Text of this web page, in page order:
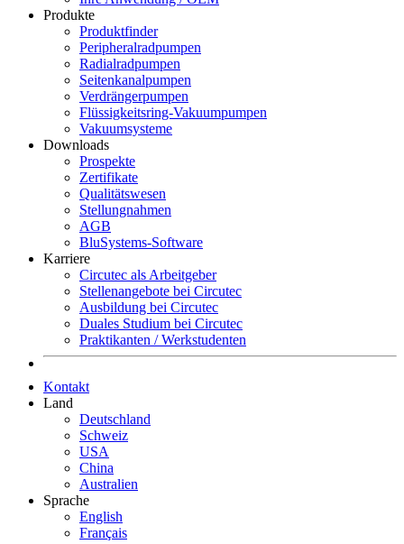
Produkte
Produktfinder
Peripheralradpumpen
Radialradpumpen
Seitenkanalpumpen
Verdrängerpumpen
Flüssigkeitsring-Vakuumpumpen
Vakuumsysteme
Downloads
Prospekte
Zertifikate
Qualitätswesen
Stellungnahmen
AGB
BluSystems-Software
Karriere
Circutec als Arbeitgeber
Stellenangebote bei Circutec
Ausbildung bei Circutec
Duales Studium bei Circutec
Praktikanten / Werkstudenten
Kontakt
Land
Deutschland
Schweiz
USA
China
Australien
Sprache
English
Français